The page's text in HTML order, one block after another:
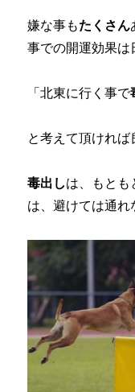
嫌な事もたくさん
事での開運効果は
「北東に行く事で
と考えて頂ければ
毒出しは、もとも
は、避けては通れ